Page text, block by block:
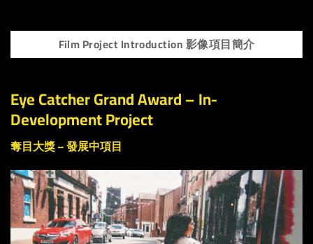
Film Project Introduction 影像項目簡介
Eye Catcher Grand Award –In-
Development Project
奪目大獎 – 發展中項目